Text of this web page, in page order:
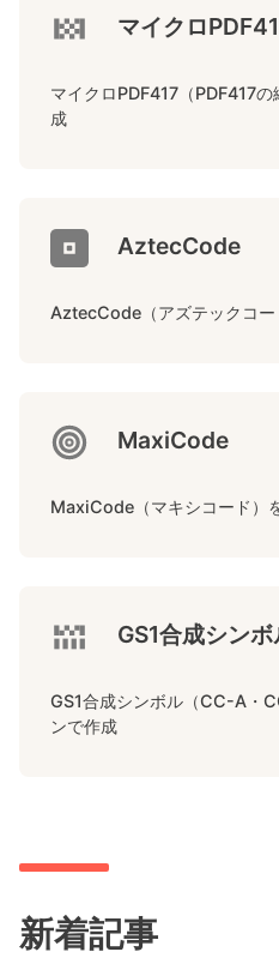
マイクロ
マイクロPDF417（PDF417
成
AztecCode
AztecCode（アズテックコー
MaxiCode
MaxiCode（マキシコード）
GS1合成シンボ
GS1合成シンボル（CC-A・
ンで作成
新着記事